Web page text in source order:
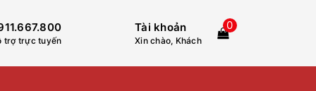
trợ trực tuyến
Tài khoản
Xin chào, Khách
0